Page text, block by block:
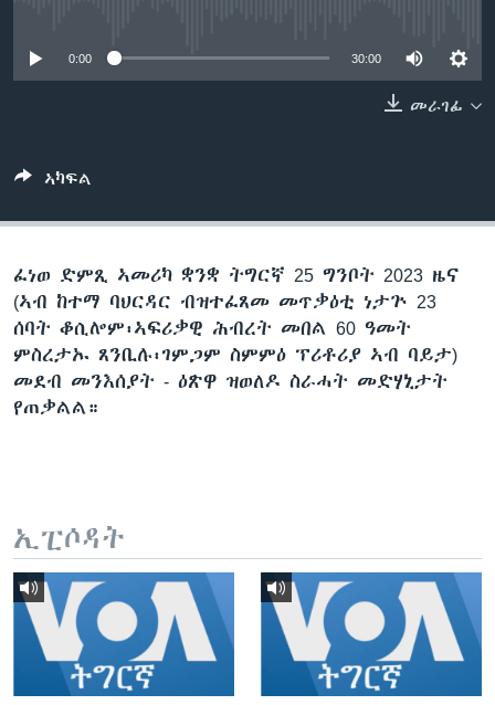
0:00 30:00
መራገፊ
ኣካፍል
ፈነወ ድምጺ ኣመሪካ ቋንቋ ትግርኛ 25 ግንቦት 2023 ዜና
(ኣብ ከተማ ባህርዳር ብዝተፈጸመ መጥቃዕቲ ነታጕ 23
ሰባት ቆሲሎም፡ኣፍሪቃዊ ሕብረት መበል 60 ዓመት
ምስረታኡ ጸንቢሉ፡ገምጋም ስምምዕ ፕሪቶሪያ ኣብ ባይታ)
መደብ መንእሰያት - ዕጽዋ ዝወለዶ ስራሓት መድሃኒታት
የጠቃልል።
ኢፒሶዳት